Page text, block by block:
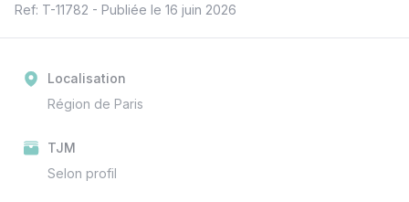
Ref: T-11782 - Publiée le 16 juin 2026
Localisation
Région de Paris
TJM
Selon profil